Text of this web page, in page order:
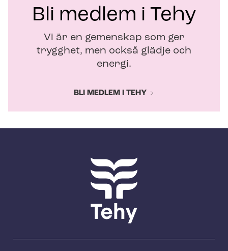
Bli medlem i Tehy
Vi är en gemenskap som ger
trygghet, men också glädje och
energi.
BLI MEDLEM I TEHY